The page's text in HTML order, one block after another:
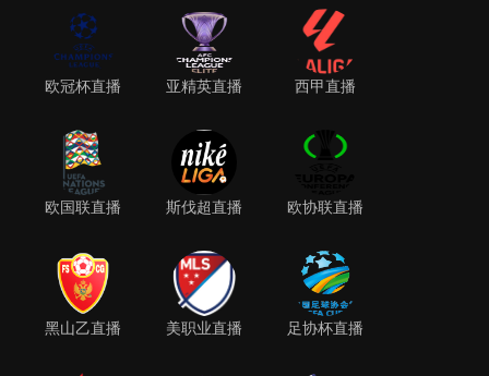
欧冠杯直播 亚精英直播 西甲直播
欧国联直播 斯伐超直播 欧协联直播
黑山乙直播 美职业直播 足协杯直播